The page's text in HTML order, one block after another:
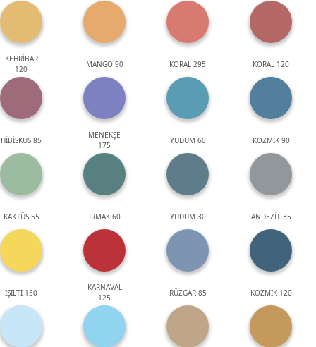
KEHRİBAR
120
MANGO 90 KORAL 295 KORAL 120
HİBİSKUS 85
MENEKŞE
175
YUDUM 60 KOZMİK 90
KAKTÜS 55 IRMAK 60 YUDUM 30 ANDEZİT 35
IŞILTI 150
KARNAVAL
125
RÜZGAR 85 KOZMİK 120